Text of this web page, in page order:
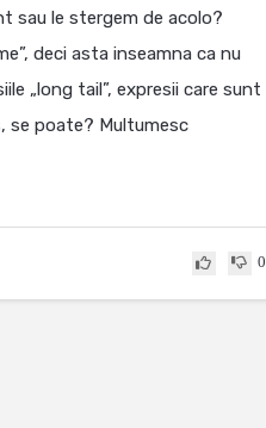
sau le stergem de acolo?
deci asta inseamna ca nu
„long tail”, expresii care sunt
se poate? Multumesc
0